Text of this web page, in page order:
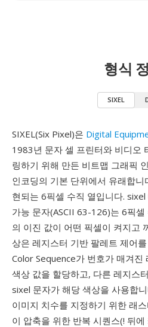
형식
SIXEL
SIXEL(Six Pixel)은 Digital
1983년 문자 셀 프린터와 비디오
링하기 위해 만든 비트맵 그래픽
인코딩의 기본 단위에서 유래합
현되는 6픽셀 수직 열입니다.
가능 문자(ASCII 63-126)는 6픽
의 이진 값이 어떤 픽셀이 켜지고
상은 레지스터 기반 팔레트 제어
Color Sequence가 번호가 매겨진
색상 값을 할당하고, 다른 레지스
sixel 문자가 해당 색상을 사용합
이미지 치수를 지정하기 위한 래
이 압축을 위한 반복 시퀀스(! 뒤